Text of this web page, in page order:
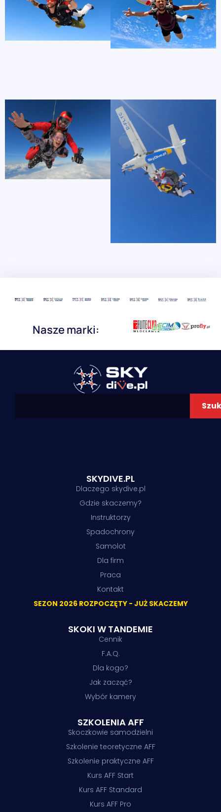
Nasze marki:
SKYDIVE.PL
Dlaczego skydive.pl
Gdzie skaczemy?
Instruktorzy
Spadochrony
Samolot
Dla firm
Praca
Kontakt
SEZON 2026 ROZPOCZĘTY - JUŻ SKACZEMY
SKOKI W TANDEMIE
Cennik
F.A.Q.
Dla kogo?
Jak zacząć?
Wybór kamery
SZKOLENIA AFF
Skoczkowie samodzielni
Szkolenie teoretyczne AFF
Szkolenie praktyczne AFF
Kurs AFF Start
Kurs AFF Standard
Kurs AFF Pro